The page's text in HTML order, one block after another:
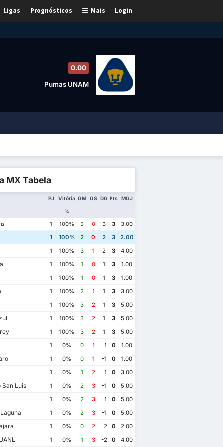
Login
Mais
Prognósticos
Ligas
0.00
Pumas UNAM
MX Tabela
PJ Vitória
%
GM GS DG Pts MGJ
1 100% 3 0 3 3
3.00
1
100% 2 0 2 3 2.00
1 100% 3 1 2 3 4.00
1 100% 1 0 1 3
1.00
1
100% 1 0 1 3 1.00
1 100% 2 1 1 3
3.00
1
100% 3 2 1 3 5.00
1 100% 3 2 1 3 5.00
1 100% 3 2 1 3
5.00
1
0% 0 1 -1 0 1.00
1 0% 0 1 -1 0
1.00
1
0% 1 2 -1 0 3.00
Luis 1 0% 2 3 -1 0
5.00
1
0% 2 3 -1 0 5.00
1 0% 2 3 -1 0 5.00
1 0% 0 2 -2 0 2.00
1 0% 1 3 -2 0 4.00